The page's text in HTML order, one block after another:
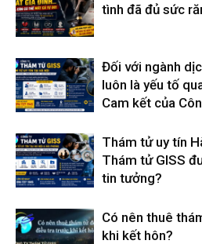
tình đã đủ sức
Đối với ngành
luôn là yếu tố
Cam kết của
Thám tử uy tín
Thám tử GISS
tin tưởng?
Có nên thuê
khi kết hôn?